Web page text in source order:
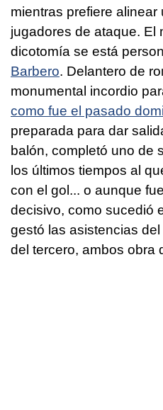
mientras prefiere alinear
jugadores de ataque. El
dicotomía se está
Barbero. Delantero de
monumental incordio
como fue el pasado
preparada para dar
balón, completó uno de
los últimos tiempos al
con el gol... o aunque
decisivo, como sucedió
gestó las asistencias
del tercero, ambos obra